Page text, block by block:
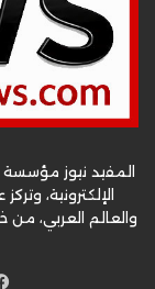
المفيد نيوز مؤسسة
الإلكترونية،
والعالم العربي،